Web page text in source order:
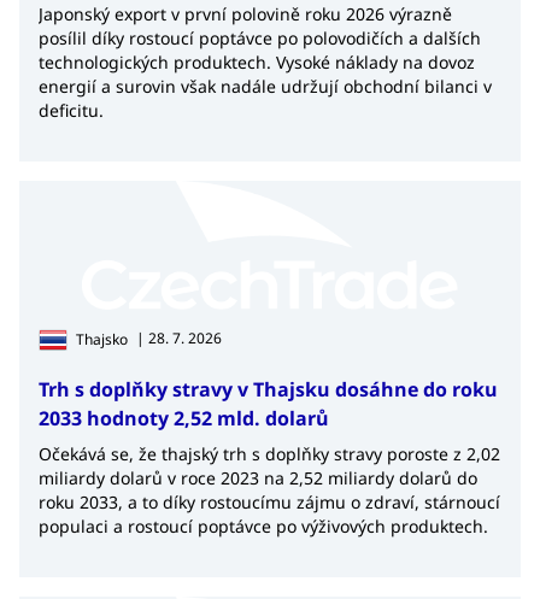
Japonský export v první polovině roku 2026 výrazně
posílil díky rostoucí poptávce po polovodičích a dalších
technologických produktech. Vysoké náklady na dovoz
energií a surovin však nadále udržují obchodní bilanci v
deficitu.
Thajsko | 28. 7. 2026
Trh s doplňky stravy v Thajsku dosáhne do roku
2033 hodnoty 2,52 mld. dolarů
Očekává se, že thajský trh s doplňky stravy poroste z 2,02
miliardy dolarů v roce 2023 na 2,52 miliardy dolarů do
roku 2033, a to díky rostoucímu zájmu o zdraví, stárnoucí
populaci a rostoucí poptávce po výživových produktech.